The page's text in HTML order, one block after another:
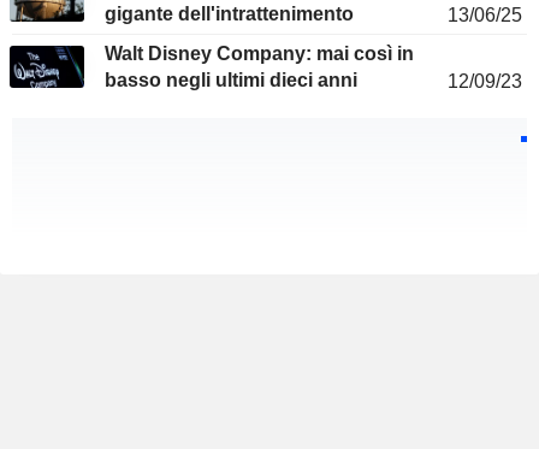
gigante dell'intrattenimento
13/06/25
Walt Disney Company: mai così in
basso negli ultimi dieci anni
12/09/23